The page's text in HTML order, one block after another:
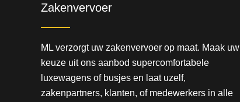
Zakenvervoer
ML verzorgt uw zakenvervoer op maat. Maak uw
keuze uit ons aanbod supercomfortabele
luxewagens of busjes en laat uzelf,
zakenpartners, klanten, of medewerkers in alle